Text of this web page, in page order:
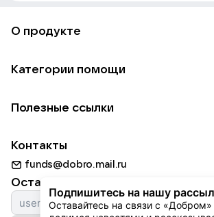
Подпишитесь на нашу
Оставайтесь на связи с
О продукте
Использование материалов
Для НКО
Партнерам
Категории помощи
Пожилым
Животным
Природе
Культуре
Полезные ссылки
Добрый день
Истории
Контакты
funds@dobro.mail.ru
Оставайтесь с нами